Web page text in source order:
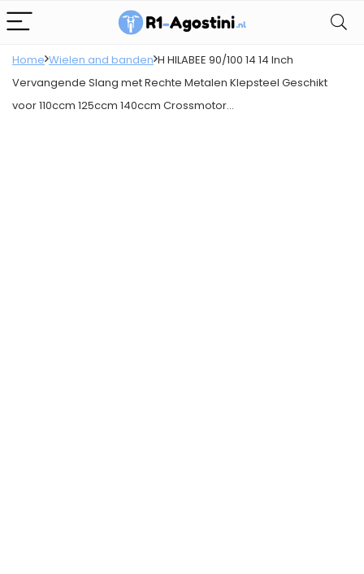
Home Wielen and banden H HILABEE 90/100 14 14 Inch
Vervangende Slang met Rechte Metalen Klepsteel Geschikt
voor 110ccm 125ccm 140ccm Crossmotor…